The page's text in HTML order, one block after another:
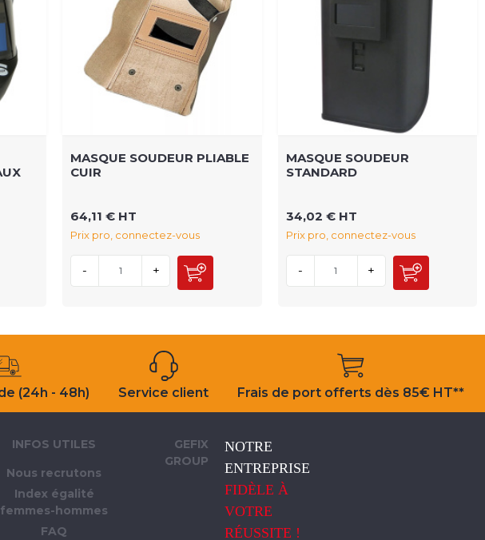
MASQUE SOUDEUR PLIABLE
CUIR
64,11 € HT
Prix pro, connectez-vous
- +
MASQUE SOUDEUR
STANDARD
34,02 € HT
Prix pro, connectez-vous
- +
(24h - 48h) Service client Frais de port offerts dès 85€ HT**
INFOS UTILES
Nous recrutons
Index égalité
femmes-hommes
FAQ
GEFIX
GROUP
NOTRE
ENTREPRISE
FIDÈLE À
VOTRE
RÉUSSITE !